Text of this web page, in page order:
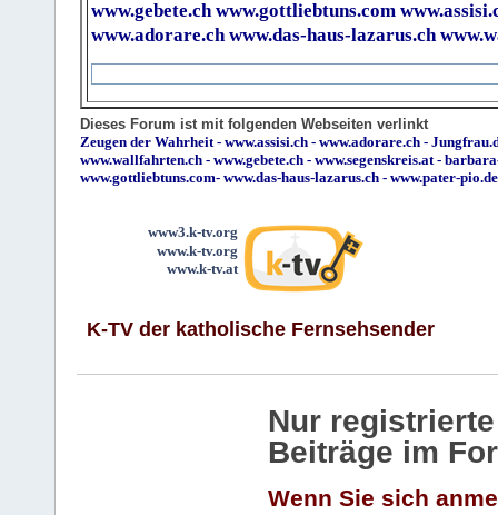
www.gebete.ch www.gottliebtuns.com
www.adorare.ch www.das-haus-lazarus.ch
Dieses Forum ist mit folgenden Webseiten verlinkt
Zeugen der Wahrheit- www.assisi.ch - www.adorare.ch -
www.wallfahrten.ch - www.gebete.ch - www.segenskreis.at-
www.gottliebtuns.com- www.das-haus-lazarus.ch - www.pater-pio.de
www3.k-tv.org
www.k-tv.org
www.k-tv.at
K-TV der katholische Fernsehsender
Nur
Beiträge im
Wenn Sie sich